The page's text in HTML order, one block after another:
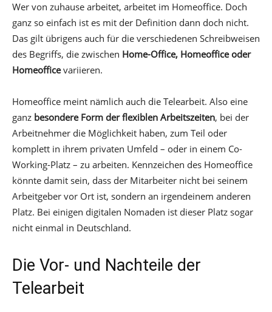
Wer von zuhause arbeitet, arbeitet im Homeoffice. Doch
ganz so einfach ist es mit der Definition dann doch nicht.
Das gilt übrigens auch für die verschiedenen Schreibweisen
des Begriffs, die zwischen Home-Office, Homeoffice oder
Homeofficevariieren.
Homeoffice meint nämlich auch die Telearbeit. Also eine
ganz besondere Form der flexiblen Arbeitszeiten, bei der
Arbeitnehmer die Möglichkeit haben, zum Teil oder
komplett in ihrem privaten Umfeld – oder in einem Co-
Working-Platz – zu arbeiten. Kennzeichen des Homeoffice
könnte damit sein, dass der Mitarbeiter nicht bei seinem
Arbeitgeber vor Ort ist, sondern an irgendeinem anderen
Platz. Bei einigen digitalen Nomaden ist dieser Platz sogar
nicht einmal in Deutschland.
Die Vor- und Nachteile der
Telearbeit